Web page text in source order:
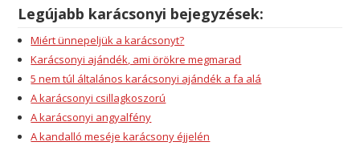
Legújabb karácsonyi bejegyzések:
Miért ünnepeljük a karácsonyt?
Karácsonyi ajándék, ami örökre megmarad
5 nem túl általános karácsonyi ajándék a fa alá
A karácsonyi csillagkoszorú
A karácsonyi angyalfény
A kandalló meséje karácsony éjjelén